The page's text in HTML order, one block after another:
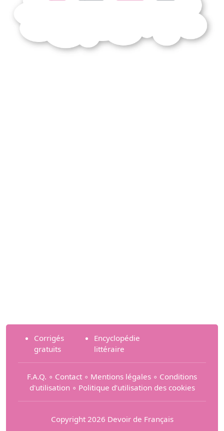
Corrigés
gratuits
Encyclopédie
littéraire
F.A.Q. ∘ Contact ∘ Mentions légales ∘ Conditions
d'utilisation ∘ Politique d’utilisation des cookies
Copyright 2026 Devoir de Français